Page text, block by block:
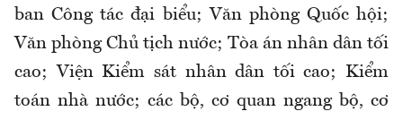
ban Công tác đại biểu; Văn phòng Quốc hội;
Văn phòng Chủ tịch nước; Tòa án nhân dân tối
cao; Viện Kiểm sát nhân dân tối cao; Kiểm
toán nhà nước; các bộ, cơ quan ngang bộ, cơ